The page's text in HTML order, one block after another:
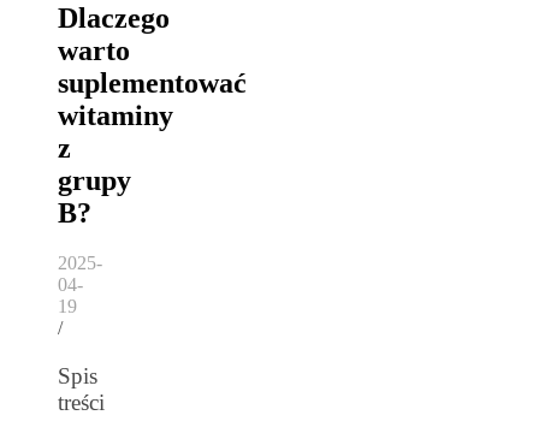
Dlaczego
warto
suplementować
witaminy
z
grupy
B?
2025-
04-
19
/
Spis
treści